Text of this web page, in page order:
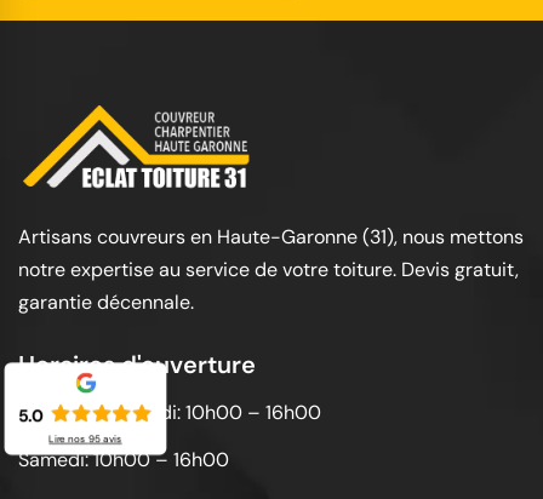
Artisans couvreurs en Haute-Garonne (31), nous mettons
notre expertise au service de votre toiture. Devis gratuit,
garantie décennale.
Horaires d'ouverture
Lundi au vendredi: 10h00 – 16h00
Samedi: 10h00 – 16h00
5.0
Lire nos 95avis